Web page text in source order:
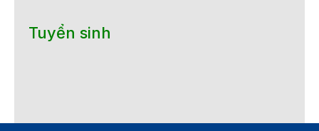
Tuyển sinh